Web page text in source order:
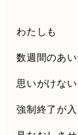
わたしも
数週間のあ
思いがけな
強制終了が入